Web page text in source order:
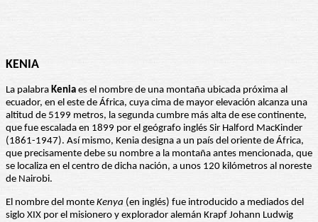
KENIA
La palabra Kenia es el nombre de una montaña ubicada próxima al
ecuador, en el este de África, cuya cima de mayor elevación alcanza una
altitud de 5199 metros, la segunda cumbre más alta de ese continente,
que fue escalada en 1899 por el geógrafo inglés Sir Halford MacKinder
(1861-1947). Así mismo, Kenia designa a un país del oriente de África,
que precisamente debe su nombre a la montaña antes mencionada, que
se localiza en el centro de dicha nación, a unos 120 kilómetros al noreste
de Nairobi.
El nombre del monte Kenya (en inglés) fue introducido a mediados del
siglo XIX por el misionero y explorador alemán Krapf Johann Ludwig